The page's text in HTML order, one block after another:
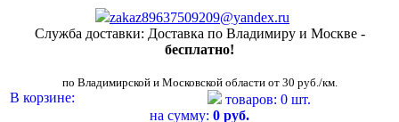
zakaz89637509209@yandex.ru
Служба доставки: Доставка по Владимиру и Москве -
бесплатно!
по Владимирской и Московской области от 30 руб./км.
В корзине:
товаров: 0 шт.
на сумму: 0 руб.